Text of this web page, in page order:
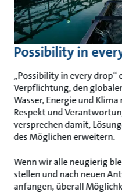
Possibility in
„Possibility in every drop“
Verpflichtung, den
Wasser, Energie und
Respekt und
versprechen damit,
des Möglichen erweitern.
Wenn wir alle neugierig
stellen und nach neuen
anfangen, überall